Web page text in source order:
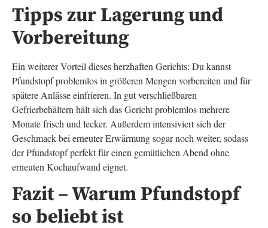
Tipps zur Lagerung und
Vorbereitung
Ein weiterer Vorteil dieses herzhaften Gerichts: Du kannst
Pfundstopf problemlos in größeren Mengen vorbereiten und für
spätere Anlässe einfrieren. In gut verschließbaren
Gefrierbehältern hält sich das Gericht problemlos mehrere
Monate frisch und lecker. Außerdem intensiviert sich der
Geschmack bei erneuter Erwärmung sogar noch weiter, sodass
der Pfundstopf perfekt für einen gemütlichen Abend ohne
erneuten Kochaufwand eignet.
Fazit – Warum Pfundstopf
so beliebt ist